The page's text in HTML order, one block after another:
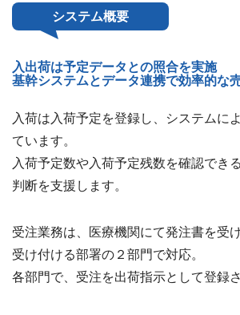
システム概要
入出荷は予定データとの照合を実施
基幹システムとデータ連携で効率的な
入荷は入荷予定を登録し、システムに
ています。
入荷予定数や入荷予定残数を確認でき
判断を支援します。
受注業務は、医療機関にて発注書を受
受け付ける部署の２部門で対応。
各部門で、受注を出荷指示として登録